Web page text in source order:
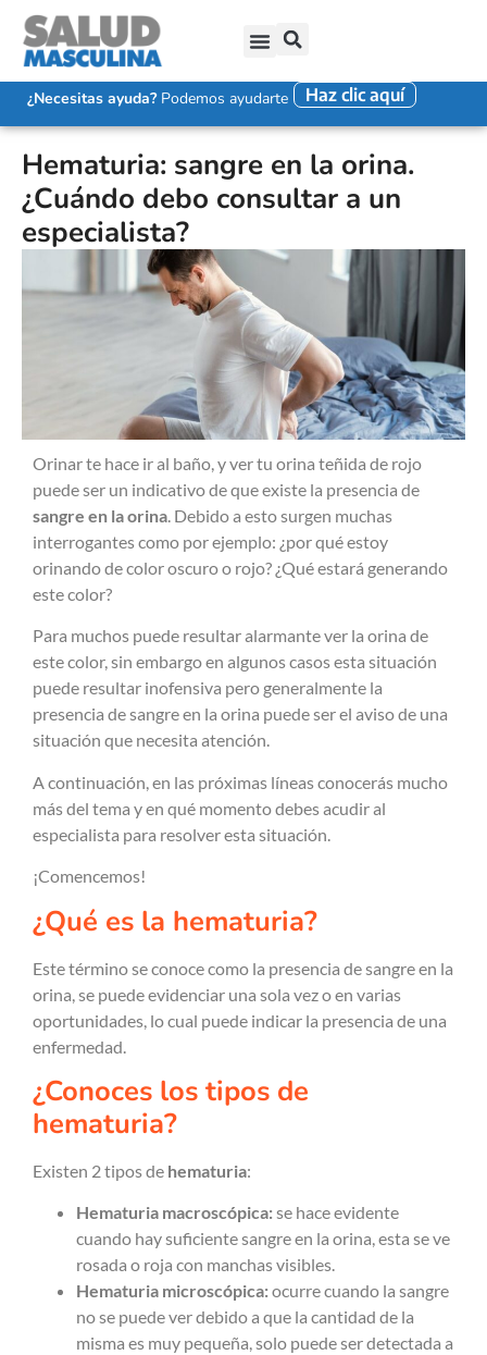
¿Necesitas ayuda?Podemos ayudarte Haz clic aquí
Hematuria: sangre en la orina.
¿Cuándo debo consultar a un
especialista?
Orinar te hace ir al baño, y ver tu orina teñida de rojo
puede ser un indicativo de que existe la presencia de
sangre en la orina. Debido a esto surgen muchas
interrogantes como por ejemplo: ¿por qué estoy
orinando de color oscuro o rojo? ¿Qué estará generando
este color?
Para muchos puede resultar alarmante ver la orina de
este color, sin embargo en algunos casos esta situación
puede resultar inofensiva pero generalmente la
presencia de sangre en la orina puede ser el aviso de una
situación que necesita atención.
A continuación, en las próximas líneas conocerás mucho
más del tema y en qué momento debes acudir al
especialista para resolver esta situación.
¡Comencemos!
¿Qué es la hematuria?
Este término se conoce como la presencia de sangre en la
orina, se puede evidenciar una sola vez o en varias
oportunidades, lo cual puede indicar la presencia de una
enfermedad.
¿Conoces los tipos de
hematuria?
Existen 2 tipos de hematuria:
Hematuria macroscópica:se hace evidente
cuando hay suficiente sangre en la orina, esta se ve
rosada o roja con manchas visibles.
Hematuria microscópica:ocurrecuando la sangre
no se puede ver debido a que la cantidad de la
misma es muy pequeña, solo puede ser detectada a